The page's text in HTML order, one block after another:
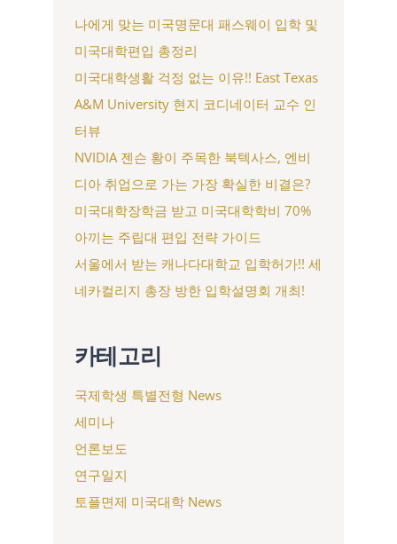
나에게 맞는 미국명문대 패스웨이 입학 및
미국대학편입 총정리
미국대학생활 걱정 없는 이유!! East Texas
A&M University 현지 코디네이터 교수 인
터뷰
NVIDIA 젠슨 황이 주목한 북텍사스, 엔비
디아 취업으로 가는 가장 확실한 비결은?
미국대학장학금 받고 미국대학학비 70%
아끼는 주립대 편입 전략 가이드
서울에서 받는 캐나다대학교 입학허가!! 세
네카컬리지 총장 방한 입학설명회 개최!
카테고리
국제학생 특별전형 News
세미나
언론보도
연구일지
토플면제 미국대학 News